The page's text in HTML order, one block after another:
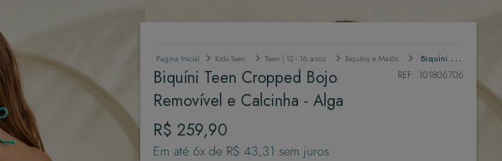
Kids-Teen Teen | 12 - 16 anos Biquínis e Maiôs Biquíni Teen Cropped Bojo Removível e Calcinha - Alga
Biquíni Teen Cropped Bojo
Removível e Calcinha - Alga
R$ 259,90
Em até 6x de R$ 43,31 sem juros
REF: 101806706